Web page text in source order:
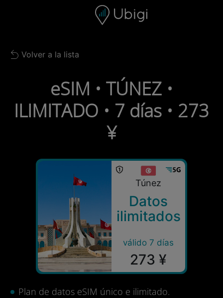
Barra de navegación
Back to list
Volver a la lista
eSIM • TÚNEZ •
ILIMITADO • 7 días • 273
¥
Túnez
Datos
ilimitados
válido 7 días
273 ¥
Plan de datos eSIM único e ilimitado.